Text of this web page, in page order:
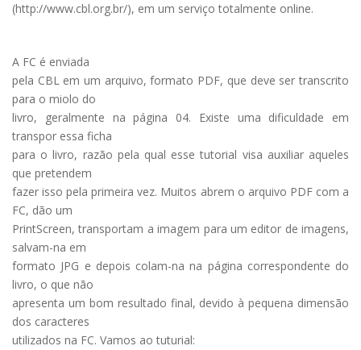
(http://www.cbl.org.br/), em um serviço totalmente online.
A FC é enviada
pela CBL em um arquivo, formato PDF, que deve ser transcrito
para o miolo do
livro, geralmente na página 04. Existe uma dificuldade em
transpor essa ficha
para o livro, razão pela qual esse tutorial visa auxiliar aqueles
que pretendem
fazer isso pela primeira vez. Muitos abrem o arquivo PDF com a
FC, dão um
PrintScreen, transportam a imagem para um editor de imagens,
salvam-na em
formato JPG e depois colam-na na página correspondente do
livro, o que não
apresenta um bom resultado final, devido à pequena dimensão
dos caracteres
utilizados na FC. Vamos ao tuturial: